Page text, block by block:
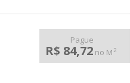
Pague
R$ 84,72 no M2